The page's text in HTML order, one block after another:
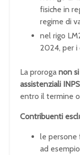
fisiche in
regime di
nel rigo
2024, per i
La proroga non
assistenziali
entro il termine
Contribuenti
le persone
ad